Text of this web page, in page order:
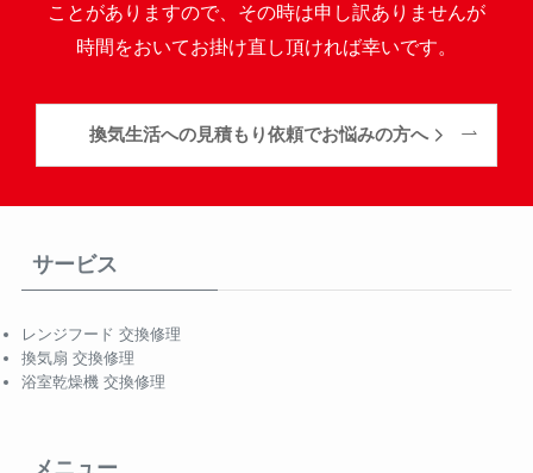
ことがありますので、その時は申し訳ありませんが
時間をおいてお掛け直し頂ければ幸いです。
換気生活への見積もり依頼でお悩みの方へ
サービス
レンジフード 交換修理
換気扇 交換修理
浴室乾燥機 交換修理
メニュー